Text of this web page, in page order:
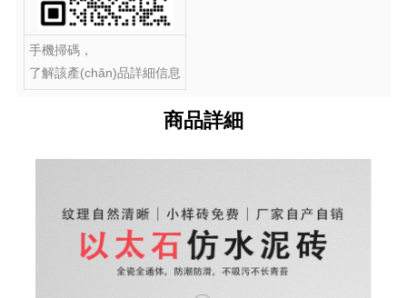
手機掃碼，
了解該產(chǎn)品詳細信息
商品詳細